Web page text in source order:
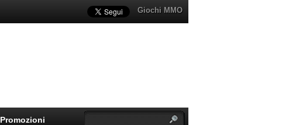
Giochi MMO
Promozioni